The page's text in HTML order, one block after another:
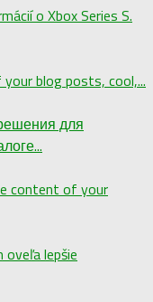
o Xbox Series S.
blog posts, cool,...
для
content of your
oveľa lepšie